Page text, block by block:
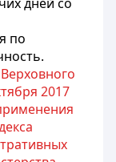
по
Верховного
2017